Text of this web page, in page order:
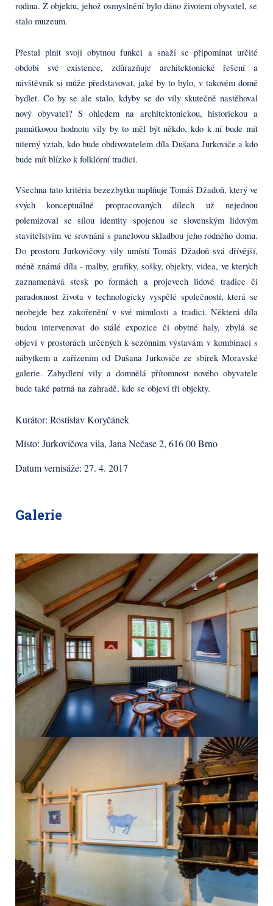
rodina. Z objektu, jehož osmyslnění bylo dáno životem obyvatel, se
stalo muzeum.
Přestal plnit svoji obytnou funkci a snaží se připomínat určité
období své existence, zdůrazňuje architektonické řešení a
návštěvník si může představovat, jaké by to bylo, v takovém domě
bydlet. Co by se ale stalo, kdyby se do vily skutečně nastěhoval
nový obyvatel? S ohledem na architektonickou, historickou a
památkovou hodnotu vily by to měl být někdo, kdo k ní bude mít
niterný vztah, kdo bude obdivovatelem díla Dušana Jurkoviče a kdo
bude mít blízko k folklórní tradici.
Všechna tato kritéria bezezbytku naplňuje Tomáš Džadoň, který ve
svých konceptuálně propracovaných dílech už nejednou
polemizoval se sílou identity spojenou se slovenským lidovým
stavitelstvím ve srovnání s panelovou skladbou jeho rodného domu.
Do prostoru Jurkovičovy vily umístí Tomáš Džadoň svá dřívější,
méně známá díla - malby, grafiky, sošky, objekty, videa, ve kterých
zaznamenává stesk po formách a projevech lidové tradice či
paradoxnost života v technologicky vyspělé společnosti, která se
neobejde bez zakořenění v své minulosti a tradici. Některá díla
budou intervenovat do stálé expozice či obytné haly, zbylá se
objeví v prostorách určených k sezónním výstavám v kombinaci s
nábytkem a zařízením od Dušana Jurkoviče ze sbírek Moravské
galerie. Zabydlení vily a domnělá přítomnost nového obyvatele
bude také patrná na zahradě, kde se objeví tři objekty.
Kurátor: Rostislav Koryčánek
Místo: Jurkovičova vila, Jana Nečase 2, 616 00 Brno
Datum vernisáže: 27. 4. 2017
Galerie